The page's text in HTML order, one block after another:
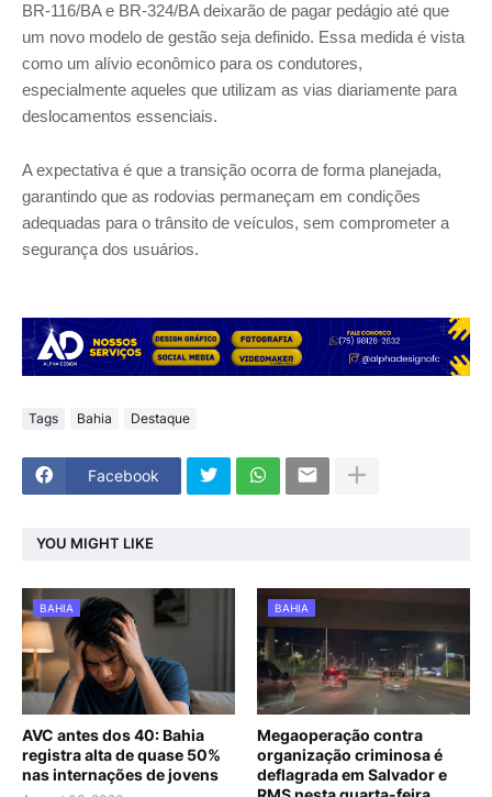
BR-116/BA e BR-324/BA deixarão de pagar pedágio até que
um novo modelo de gestão seja definido. Essa medida é vista
como um alívio econômico para os condutores,
especialmente aqueles que utilizam as vias diariamente para
deslocamentos essenciais.
A expectativa é que a transição ocorra de forma planejada,
garantindo que as rodovias permaneçam em condições
adequadas para o trânsito de veículos, sem comprometer a
segurança dos usuários.
Tags Bahia Destaque
Facebook
YOU MIGHT LIKE
BAHIA
AVC antes dos 40: Bahia
registra alta de quase 50%
nas internações de jovens
BAHIA
Megaoperação contra
organização criminosa é
deflagrada em Salvador e